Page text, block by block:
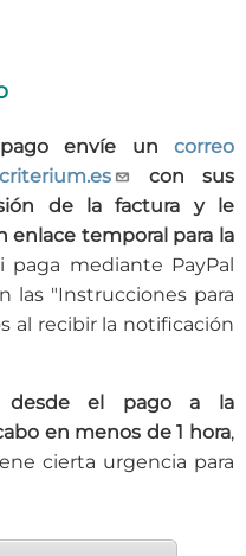
envíe un correo
con sus
de la factura y le
enlace temporal para la
paga mediante PayPal
las "Instrucciones para
al recibir la notificación
desde el pago a la
en menos de 1 hora,
cierta urgencia para